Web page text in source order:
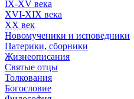
IX-XV века
XVI-XIX века
XX век
Новомученики и исповедники
Патерики, сборники
Жизнеописания
Святые отцы
Толкования
Богословие